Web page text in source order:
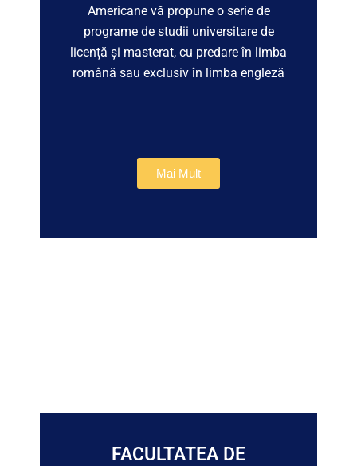
Americane vă propune o serie de
programe de studii universitare de
licență și masterat, cu predare în limba
română sau exclusiv în limba engleză
Mai Mult
FACULTATEA DE